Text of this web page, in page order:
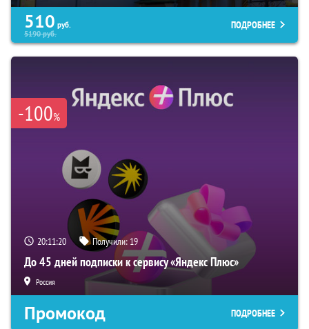
510 руб.
5190руб.
ПОДРОБНЕЕ
-100%
20:11:19 Получили: 19
До 45 дней подписки к сервису «Яндекс Плюс»
Россия
Промокод ПОДРОБНЕЕ